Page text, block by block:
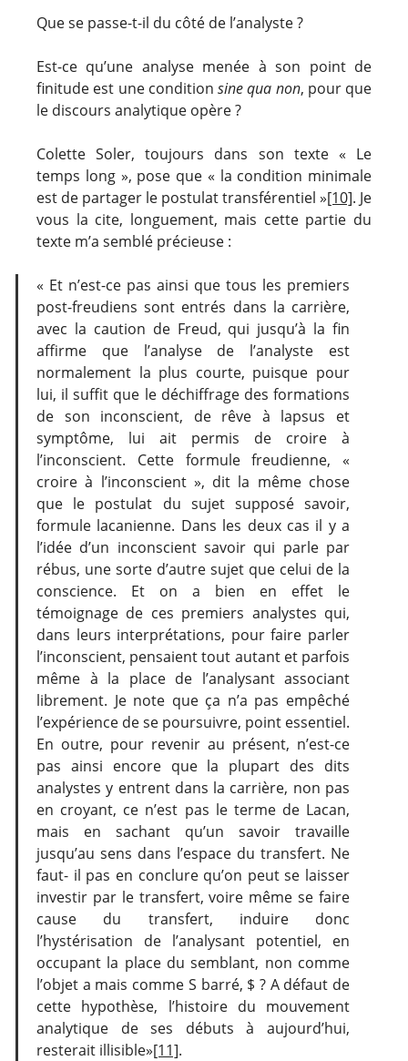
Que se passe-t-il du côté de l’analyste ?
Est-ce qu’une analyse menée à son point de
finitude est une condition sine qua non, pour que
le discours analytique opère ?
Colette Soler, toujours dans son texte « Le
temps long », pose que « la condition minimale
est de partager le postulat transférentiel »[10]. Je
vous la cite, longuement, mais cette partie du
texte m’a semblé précieuse :
« Et n’est-ce pas ainsi que tous les premiers
post-freudiens sont entrés dans la carrière,
avec la caution de Freud, qui jusqu’à la fin
affirme que l’analyse de l’analyste est
normalement la plus courte, puisque pour
lui, il suffit que le déchiffrage des formations
de son inconscient, de rêve à lapsus et
symptôme, lui ait permis de croire à
l’inconscient. Cette formule freudienne, «
croire à l’inconscient », dit la même chose
que le postulat du sujet supposé savoir,
formule lacanienne. Dans les deux cas il y a
l’idée d’un inconscient savoir qui parle par
rébus, une sorte d’autre sujet que celui de la
conscience. Et on a bien en effet le
témoignage de ces premiers analystes qui,
dans leurs interprétations, pour faire parler
l’inconscient, pensaient tout autant et parfois
même à la place de l’analysant associant
librement. Je note que ça n’a pas empêché
l’expérience de se poursuivre, point essentiel.
En outre, pour revenir au présent, n’est-ce
pas ainsi encore que la plupart des dits
analystes y entrent dans la carrière, non pas
en croyant, ce n’est pas le terme de Lacan,
mais en sachant qu’un savoir travaille
jusqu’au sens dans l’espace du transfert. Ne
faut- il pas en conclure qu’on peut se laisser
investir par le transfert, voire même se faire
cause du transfert, induire donc
l’hystérisation de l’analysant potentiel, en
occupant la place du semblant, non comme
l’objet a mais comme S barré, $ ? A défaut de
cette hypothèse, l’histoire du mouvement
analytique de ses débuts à aujourd’hui,
resterait illisible»[11].